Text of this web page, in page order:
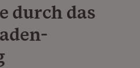
durch das